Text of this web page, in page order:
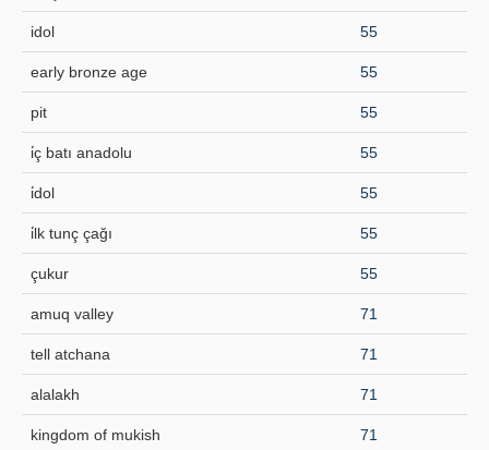
idol 55
early bronze age 55
pit 55
i̇ç batı anadolu 55
i̇dol 55
i̇lk tunç çağı 55
çukur 55
amuq valley 71
tell atchana 71
alalakh 71
kingdom of mukish 71